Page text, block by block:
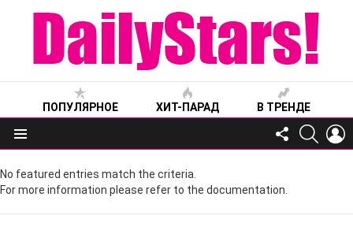
ПОПУЛЯРНОЕ ХИТ-ПАРАД В ТРЕНДЕ
Меню
FOLLOW
US
No featured entries match the criteria.
For more information please refer to the documentation.